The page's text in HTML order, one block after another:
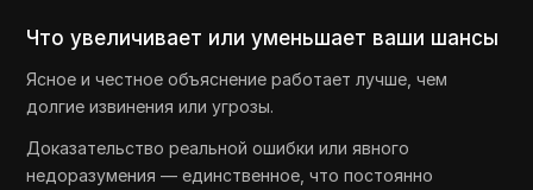
Что увеличивает или уменьшает ваши шансы
Ясное и честное объяснение работает лучше, чем
долгие извинения или угрозы.
Доказательство реальной ошибки или явного
недоразумения — единственное, что постоянно